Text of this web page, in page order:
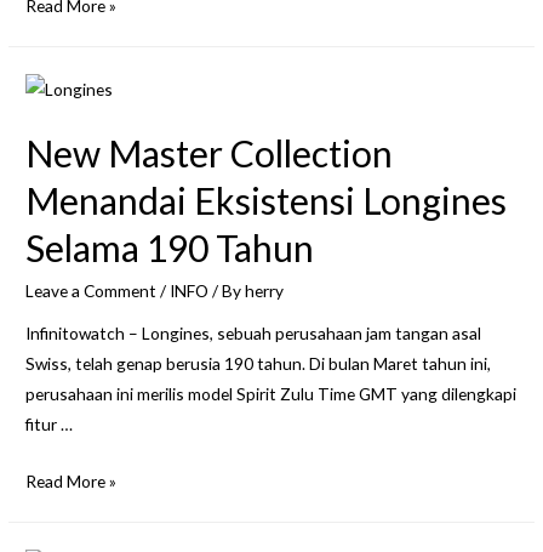
4
Membeli
Tangan
Berwarna
Cerah
Read More »
New Master Collection
Menandai Eksistensi Longines
Selama 190 Tahun
Leave a Comment / INFO / Byherry
Infinitowatch – Longines, sebuah perusahaan jam tangan asal
Swiss, telah genap berusia 190 tahun. Di bulan Maret tahun ini,
perusahaan ini merilis model Spirit Zulu Time GMT yang dilengkapi
fitur …
New
Read More »